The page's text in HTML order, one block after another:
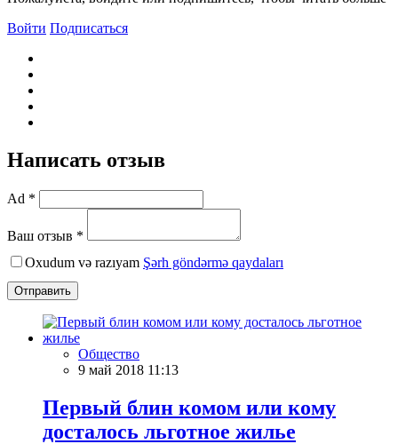
Войти Подписаться
Написать отзыв
Ad *
Ваш отзыв *
Oxudum və razıyam Şərh göndərmə qaydaları
Отправить
Общество
9 май 2018 11:13
Первый блин комом или кому
досталось льготное жилье